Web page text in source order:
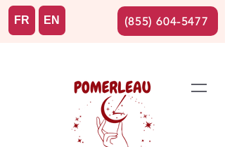
FR EN (855) 604-5477